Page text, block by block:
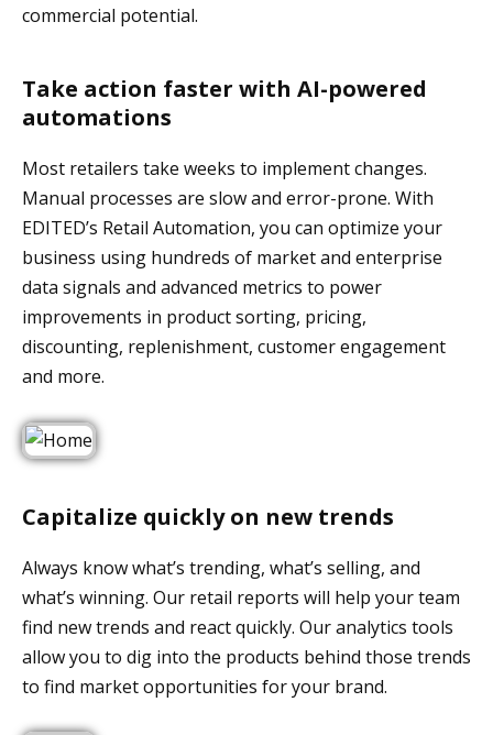
commercial potential.
Take action faster with AI-powered
automations
Most retailers take weeks to implement changes.
Manual processes are slow and error-prone. With
EDITED’s Retail Automation, you can optimize your
business using hundreds of market and enterprise
data signals and advanced metrics to power
improvements in product sorting, pricing,
discounting, replenishment, customer engagement
and more.
Capitalize quickly on new trends
Always know what’s trending, what’s selling, and
what’s winning. Our retail reports will help your team
find new trends and react quickly. Our analytics tools
allow you to dig into the products behind those trends
to find market opportunities for your brand.